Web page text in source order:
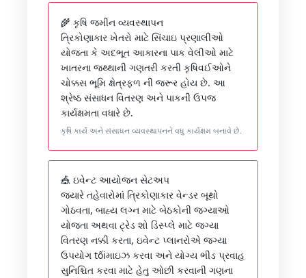
🌾 કૃષિ જમીન વ્યવસ્થાપન
ત્રિકોણાકાર ખેતરો માટે સિંચાઇ પ્રણાલીઓ
યોજતા કે અદભૂત આકારના પાક વેલીઓ માટે
ખાતરના જથ્થાની ગણતરી કરતી કૃષિવઈઓને
ચોક્કસ ભૂમિ ક્ષેત્રફળ ની જરૂર હોય છે. આ
શ્રેષ્ઠ સંસાધન વિતરણ અને પાકની ઉપજ
કાર્યક્ષમતા વધારે છે.
કૃષિ કાર્ય અને સંસાધન વ્યવસ્થાપનને વધુ કાર્યક્ષમ બનાવે છે.
🎪 ઇવેન્ટ આયોજન સેટઅપ
જ્યારે તહેવારોમાં ત્રિકોણાકાર વેન્ડર બૂથો
ગોઠવતા, બાહ્ય લગ્ન માટે બેઠકોની જગ્યાઓ
યોજતા અથવા ટ્રેડ શો ડિસ્પ્લે માટે જગ્યા
વિતરણ નક્કી કરતા, ઇવેન્ટ પ્લાનરોએ જગ્યા
ઉપયોગ tốiમાઇઝ કરવા અને યોગ્ય ભીડ પ્રવાહ
સુનિશ્ચિત કરવા માટે હેતુ ઓછી કરવાની ગણના